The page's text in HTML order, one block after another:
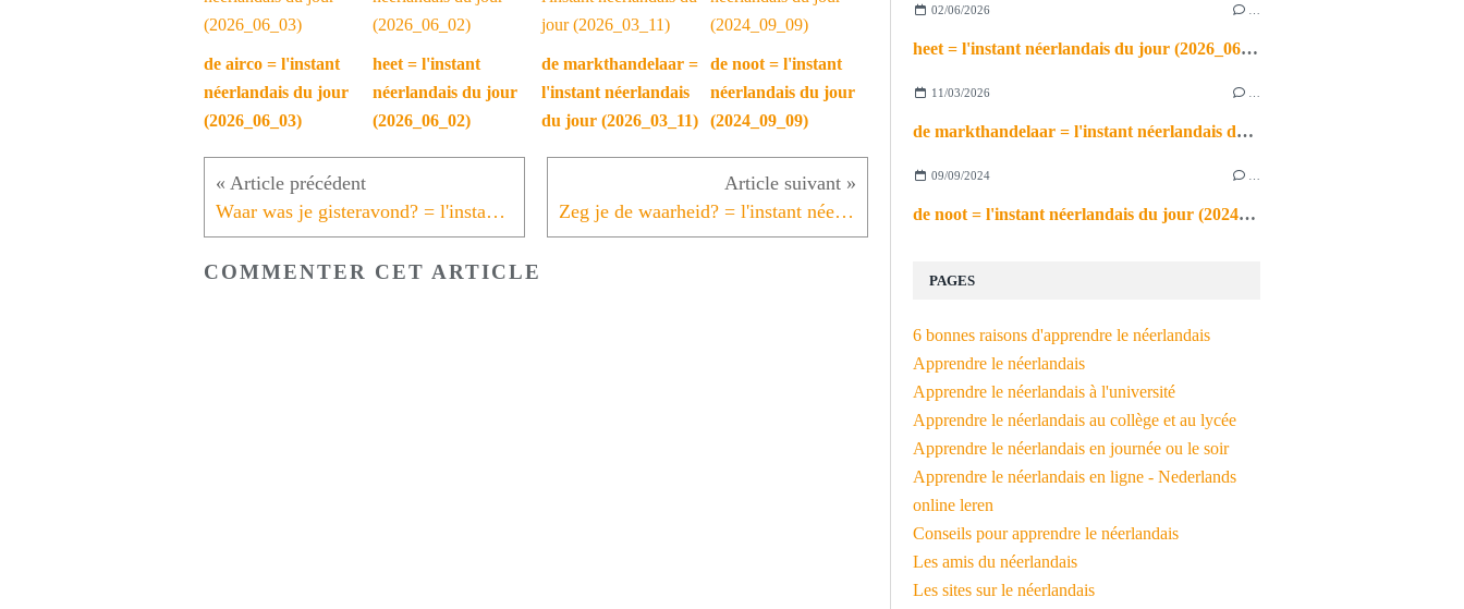
de airco = l'instant
néerlandais du jour
(2026_06_03)
heet = l'instant
néerlandais du jour
(2026_06_02)
de markthandelaar =
l'instant néerlandais
du jour (2026_03_11)
de noot = l'instant
néerlandais du jour
(2024_09_09)
Waar was je gisteravond? = l'instant néerlandais du jour (2023_06_19) Zeg je de waarheid? = l'instant néerlandais du jour (2023_06_21)
COMMENTER CET ARTICLE
02/06/2026
heet = l'instant néerlandais du jour (2026_06_02)
11/03/2026
de markthandelaar = l'instant néerlandais du jour (2026_03_11)
09/09/2024
de noot = l'instant néerlandais du jour (2024_09_09)
PAGES
6 bonnes raisons d'apprendre le néerlandais
Apprendre le néerlandais
Apprendre le néerlandais à l'université
Apprendre le néerlandais au collège et au lycée
Apprendre le néerlandais en journée ou le soir
Apprendre le néerlandais en ligne - Nederlands
online leren
Conseils pour apprendre le néerlandais
Les amis du néerlandais
Les sites sur le néerlandais